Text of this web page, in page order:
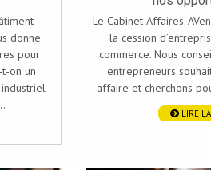
donne
pour
on un
Le Cabinet Affaires-
la cession
commerce. Nous
entrepreneurs
affaire et cherchons
LIRE